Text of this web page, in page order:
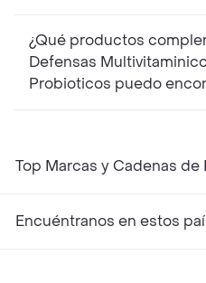
¿Qué productos
Defensas
Probioticos puedo
Top Marcas y Cadenas de
Encuéntranos en estos